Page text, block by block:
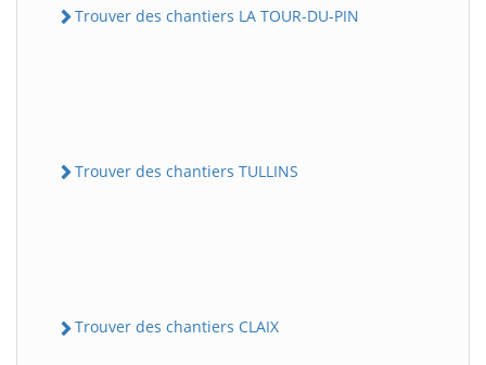
Trouver des chantiers LA TOUR-DU-PIN
Trouver des chantiers TULLINS
Trouver des chantiers CLAIX